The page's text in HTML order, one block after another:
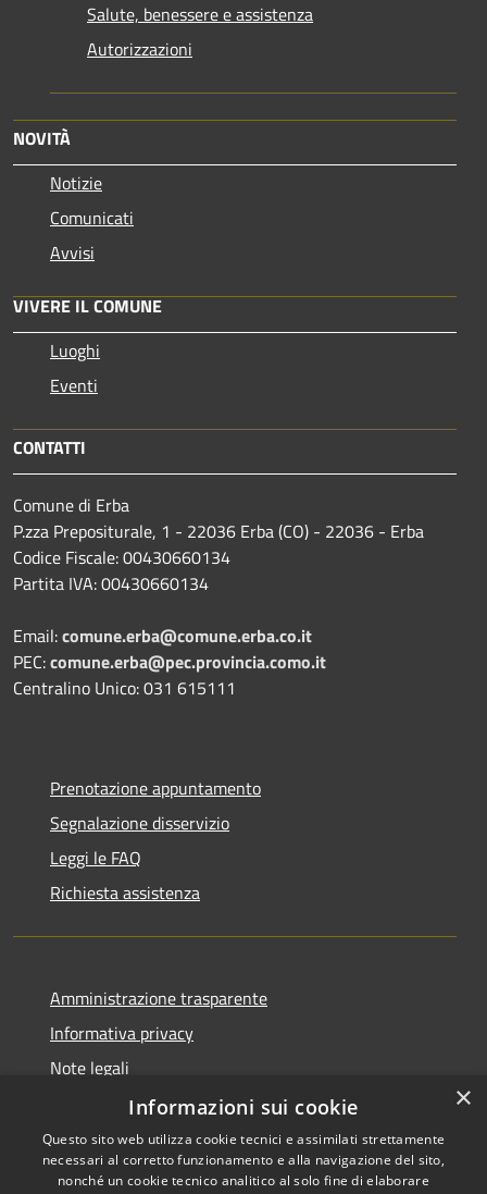
Salute, benessere e assistenza
Autorizzazioni
NOVITÀ
Notizie
Comunicati
Avvisi
VIVERE IL COMUNE
Luoghi
Eventi
CONTATTI
Comune di Erba
P.zza Prepositurale, 1 - 22036 Erba (CO) - 22036 - Erba
Codice Fiscale: 00430660134
Partita IVA: 00430660134
Email:comune.erba@comune.erba.co.it
PEC:comune.erba@pec.provincia.como.it
Centralino Unico: 031 615111
Prenotazione appuntamento
Segnalazione disservizio
Leggi le FAQ
Richiesta assistenza
Amministrazione trasparente
Informativa privacy
Note legali
Dichiarazione di accessibilità
×
Informazioni sui cookie
Questo sito web utilizza cookie tecnici e assimilati strettamente
necessari al corretto funzionamento e alla navigazione del sito,
nonché un cookie tecnico analitico al solo fine di elaborare